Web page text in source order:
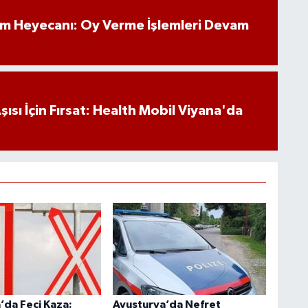
Heyecanı: Oy Verme İşlemleri Devam
İçin Fırsat: Health Mobil Viyana'da
Feci Kaza: Avusturya’da Nefret